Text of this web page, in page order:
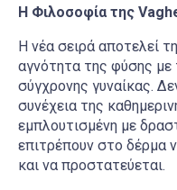
Η Φιλοσοφία της
H νέα σειρά αποτελεί τη
αγνότητα της φύσης με
σύγχρονης γυναίκας.
συνέχεια της
εμπλουτισμένη με
επιτρέπουν στο δέρμα
και να προστατεύεται.